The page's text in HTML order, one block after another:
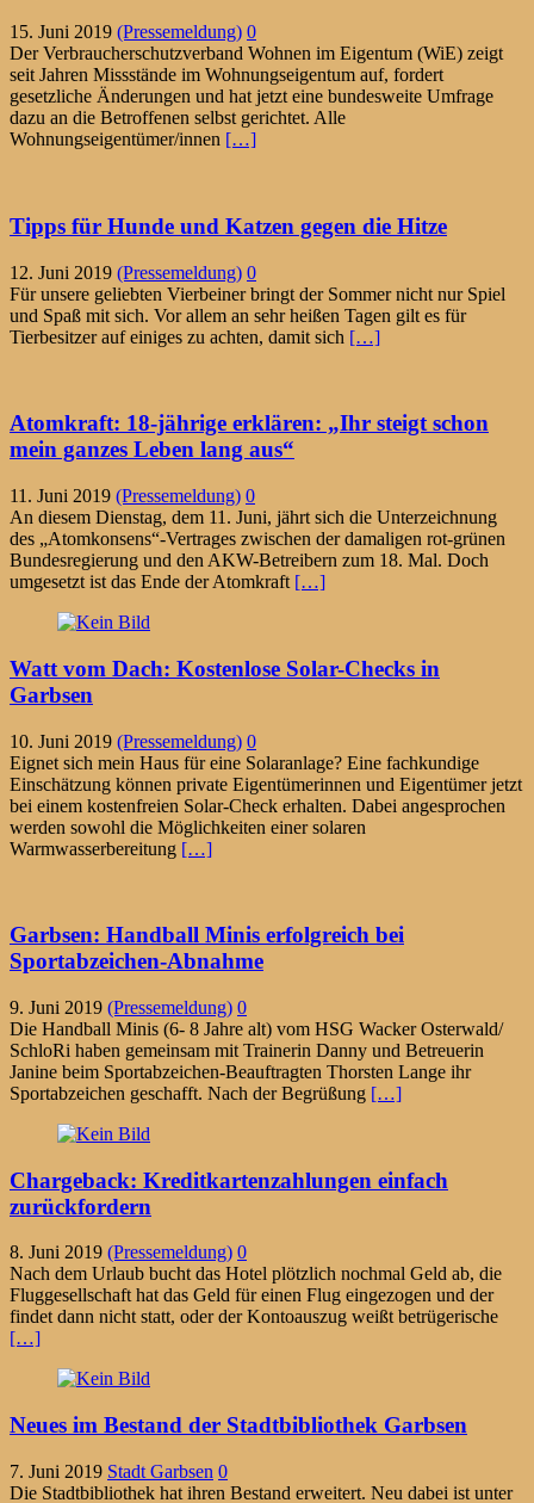
15. Juni 2019 (Pressemeldung) 0
Der Verbraucherschutzverband Wohnen im Eigentum (WiE) zeigt
seit Jahren Missstände im Wohnungseigentum auf, fordert
gesetzliche Änderungen und hat jetzt eine bundesweite Umfrage
dazu an die Betroffenen selbst gerichtet. Alle
Wohnungseigentümer/innen […]
Tipps für Hunde und Katzen gegen die Hitze
12. Juni 2019 (Pressemeldung) 0
Für unsere geliebten Vierbeiner bringt der Sommer nicht nur Spiel
und Spaß mit sich. Vor allem an sehr heißen Tagen gilt es für
Tierbesitzer auf einiges zu achten, damit sich […]
Atomkraft: 18-jährige erklären: „Ihr steigt schon
mein ganzes Leben lang aus“
11. Juni 2019 (Pressemeldung) 0
An diesem Dienstag, dem 11. Juni, jährt sich die Unterzeichnung
des „Atomkonsens“-Vertrages zwischen der damaligen rot-grünen
Bundesregierung und den AKW-Betreibern zum 18. Mal. Doch
umgesetzt ist das Ende der Atomkraft […]
Watt vom Dach: Kostenlose Solar-Checks in
Garbsen
10. Juni 2019 (Pressemeldung) 0
Eignet sich mein Haus für eine Solaranlage? Eine fachkundige
Einschätzung können private Eigentümerinnen und Eigentümer jetzt
bei einem kostenfreien Solar-Check erhalten. Dabei angesprochen
werden sowohl die Möglichkeiten einer solaren
Warmwasserbereitung […]
Garbsen: Handball Minis erfolgreich bei
Sportabzeichen-Abnahme
9. Juni 2019 (Pressemeldung) 0
Die Handball Minis (6- 8 Jahre alt) vom HSG Wacker Osterwald/
SchloRi haben gemeinsam mit Trainerin Danny und Betreuerin
Janine beim Sportabzeichen-Beauftragten Thorsten Lange ihr
Sportabzeichen geschafft. Nach der Begrüßung […]
Chargeback: Kreditkartenzahlungen einfach
zurückfordern
8. Juni 2019 (Pressemeldung) 0
Nach dem Urlaub bucht das Hotel plötzlich nochmal Geld ab, die
Fluggesellschaft hat das Geld für einen Flug eingezogen und der
findet dann nicht statt, oder der Kontoauszug weißt betrügerische
[…]
Neues im Bestand der Stadtbibliothek Garbsen
7. Juni 2019 Stadt Garbsen 0
Die Stadtbibliothek hat ihren Bestand erweitert. Neu dabei ist unter